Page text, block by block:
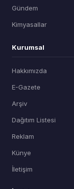
Gündem
Kimyasallar
Kurumsal
Hakkımızda
E-Gazete
Arşiv
Dağıtım Listesi
Reklam
Künye
İletişim